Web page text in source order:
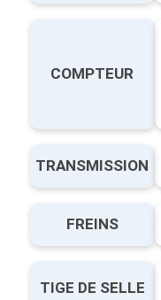
COMPTEUR
TRANSMISSION
FREINS
TIGE DE SELLE